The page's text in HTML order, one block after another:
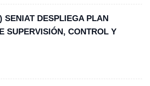
SENIAT DESPLIEGA PLAN
SUPERVISIÓN, CONTROL Y